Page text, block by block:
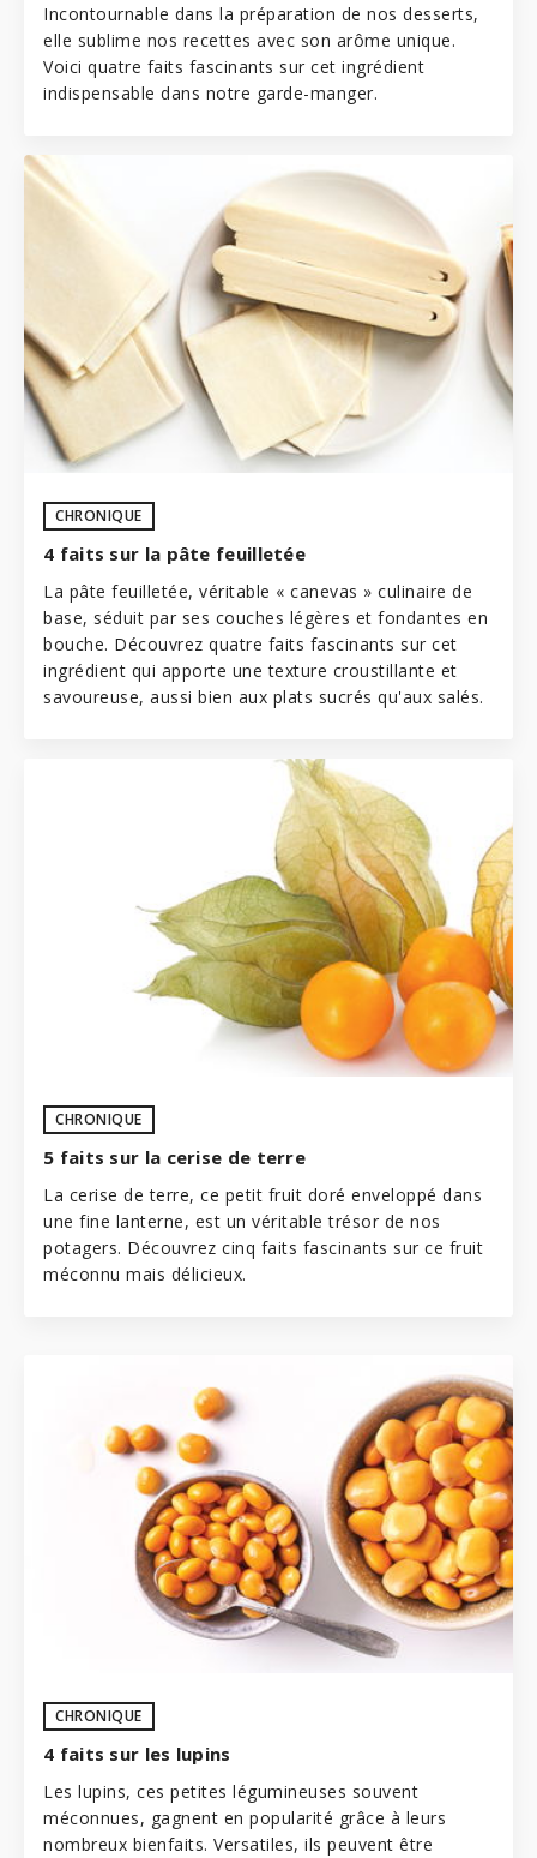
Incontournable dans la préparation de nos desserts,
elle sublime nos recettes avec son arôme unique.
Voici quatre faits fascinants sur cet ingrédient
indispensable dans notre garde-manger.
CHRONIQUE
4 faits sur la pâte feuilletée
La pâte feuilletée, véritable « canevas » culinaire de
base, séduit par ses couches légères et fondantes en
bouche. Découvrez quatre faits fascinants sur cet
ingrédient qui apporte une texture croustillante et
savoureuse, aussi bien aux plats sucrés qu'aux salés.
CHRONIQUE
5 faits sur la cerise de terre
La cerise de terre, ce petit fruit doré enveloppé dans
une fine lanterne, est un véritable trésor de nos
potagers. Découvrez cinq faits fascinants sur ce fruit
méconnu mais délicieux.
CHRONIQUE
4 faits sur les lupins
Les lupins, ces petites légumineuses souvent
méconnues, gagnent en popularité grâce à leurs
nombreux bienfaits. Versatiles, ils peuvent être